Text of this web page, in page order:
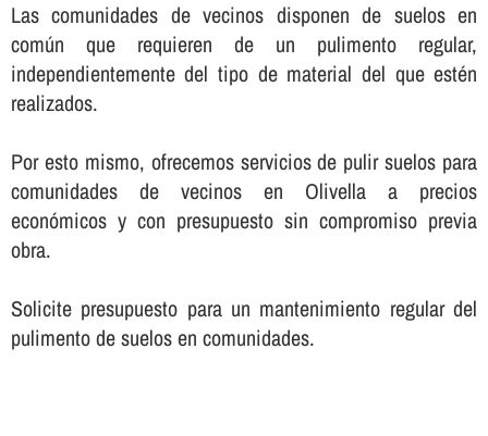
Las comunidades de vecinos disponen de suelos en
común que requieren de un pulimento regular,
independientemente del tipo de material del que estén
realizados.
Por esto mismo, ofrecemos servicios de pulir suelos para
comunidades de vecinos en Olivella a precios
económicos y con presupuesto sin compromiso previa
obra.
Solicite presupuesto para un mantenimiento regular del
pulimento de suelos en comunidades.